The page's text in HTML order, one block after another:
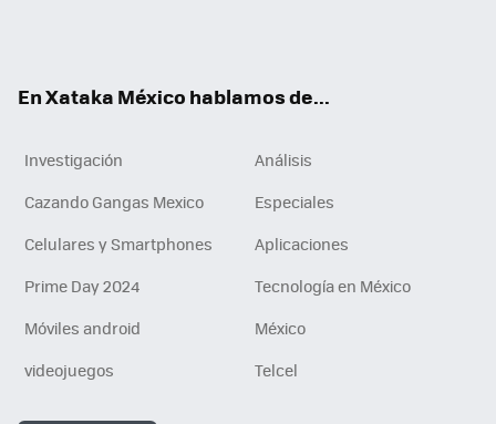
En Xataka México hablamos de...
Investigación
Análisis
Cazando Gangas Mexico
Especiales
Celulares y Smartphones
Aplicaciones
Prime Day 2024
Tecnología en México
Móviles android
México
videojuegos
Telcel